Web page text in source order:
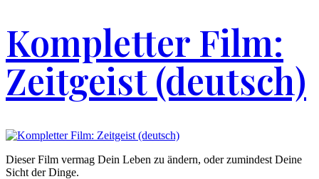
Kompletter Film:
Zeitgeist (deutsch)
Dieser Film vermag Dein Leben zu ändern, oder zumindest Deine
Sicht der Dinge.